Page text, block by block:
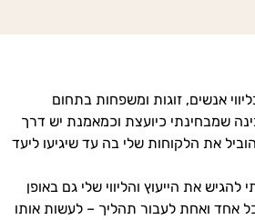
אנשים, זוגות ומשפחות בתחום
שמבחינתי כיועצת וכמאמנת יש דרך
את הלקוחות שלי בה עד שיגיעו ליעד
את הייעוץ והליווי שלי גם באופן
אחד ואחת לעבור תהליך – לעשות אותו